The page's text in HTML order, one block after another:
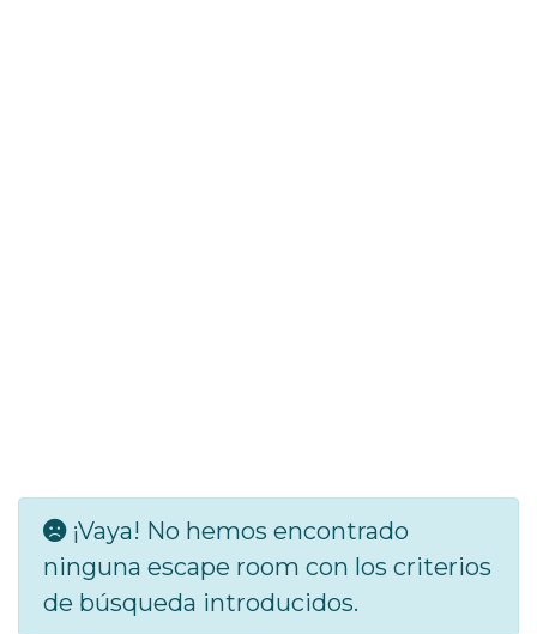
¡Vaya! No hemos encontrado
ninguna escape room con los criterios
de búsqueda introducidos.